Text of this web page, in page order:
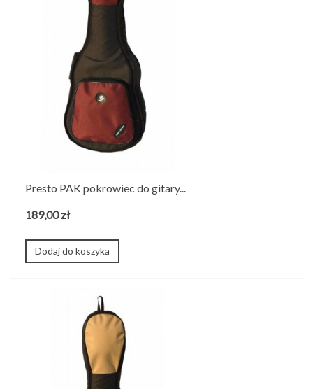
Presto PAK pokrowiec do gitary...
189,00 zł
Dodaj do koszyka